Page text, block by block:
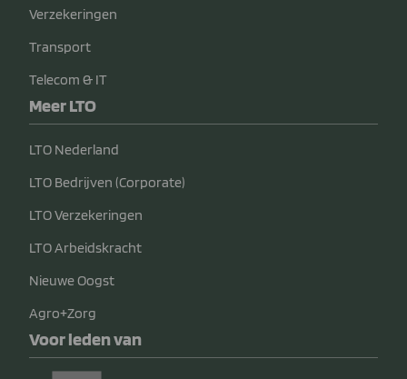
Verzekeringen
Transport
Telecom & IT
Meer LTO
LTO Nederland
LTO Bedrijven (Corporate)
LTO Verzekeringen
LTO Arbeidskracht
Nieuwe Oogst
Agro+Zorg
Voor leden van